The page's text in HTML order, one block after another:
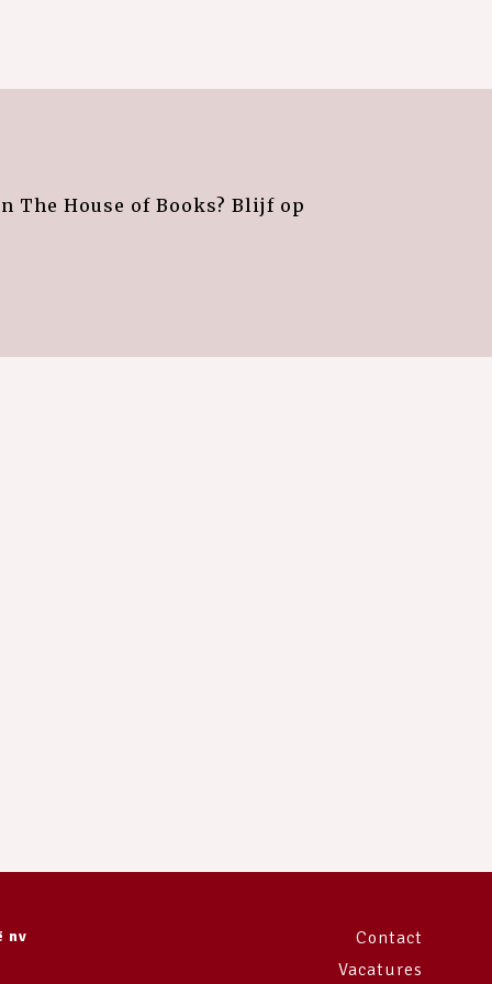
The House of Books? Blijf op
nv
Contact
Vacatures